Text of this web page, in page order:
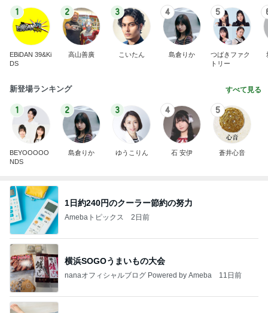
1
EBiDAN 39&Ki
DS
2
高山善廣
3
こいたん
4
島倉りか
5
つばきファク
トリー
新登場ランキング すべて見る
1
BEYOOOOO
NDS
2
島倉りか
3
ゆうこりん
4
石 安伊
5
蒼井心音
1日約240円のクーラー節約の努力
Amebaトピックス 2日前
横浜SOGOうまいもの大会
nanaオフィシャルブログ Powered by Ameba 11日前